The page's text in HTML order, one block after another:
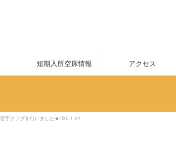
短期入所空床情報 アクセス
習字クラブを行いました★H30.1.31